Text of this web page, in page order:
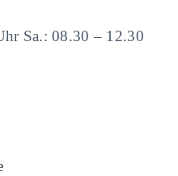
Sa.: 08.30 – 12.30